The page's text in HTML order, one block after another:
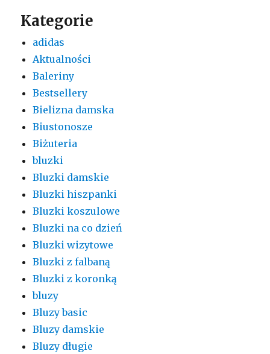
Kategorie
adidas
Aktualności
Baleriny
Bestsellery
Bielizna damska
Biustonosze
Biżuteria
bluzki
Bluzki damskie
Bluzki hiszpanki
Bluzki koszulowe
Bluzki na co dzień
Bluzki wizytowe
Bluzki z falbaną
Bluzki z koronką
bluzy
Bluzy basic
Bluzy damskie
Bluzy długie